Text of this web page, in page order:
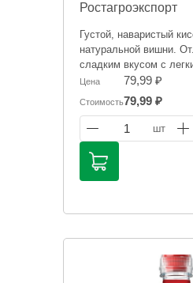
Ростагроэкспорт
Густой, наваристый
натуральной вишни.
сладким вкусом с
нотками.
Информация на сайте о
справочный характер и
публичной офертой.
меняться. Фото
отличаться.
Цена 79,99 ₽
Стоимость79,99 ₽
1 шт